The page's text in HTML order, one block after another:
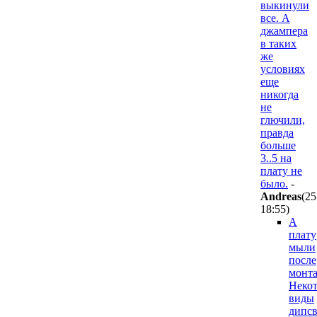
выкинули
все. А
джампера
в таких
же
условиях
еще
никогда
не
глючили,
правда
больше
3..5 на
плату не
было. -
Andreas
18:55)
А
плату
мыли
после
виды